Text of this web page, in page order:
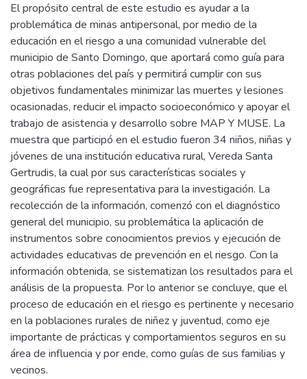
El propósito central de este estudio es ayudar a la
problemática de minas antipersonal, por medio de la
educación en el riesgo a una comunidad vulnerable del
municipio de Santo Domingo, que aportará como guía para
otras poblaciones del país y permitirá cumplir con sus
objetivos fundamentales minimizar las muertes y lesiones
ocasionadas, reducir el impacto socioeconómico y apoyar el
trabajo de asistencia y desarrollo sobre MAP Y MUSE. La
muestra que participó en el estudio fueron 34 niños, niñas y
jóvenes de una institución educativa rural, Vereda Santa
Gertrudis, la cual por sus características sociales y
geográficas fue representativa para la investigación. La
recolección de la información, comenzó con el diagnóstico
general del municipio, su problemática la aplicación de
instrumentos sobre conocimientos previos y ejecución de
actividades educativas de prevención en el riesgo. Con la
información obtenida, se sistematizan los resultados para el
análisis de la propuesta. Por lo anterior se concluye, que el
proceso de educación en el riesgo es pertinente y necesario
en la poblaciones rurales de niñez y juventud, como eje
importante de prácticas y comportamientos seguros en su
área de influencia y por ende, como guías de sus familias y
vecinos.